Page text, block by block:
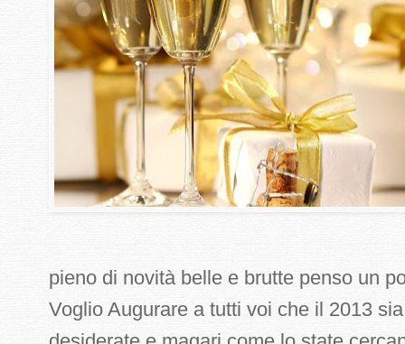
pieno di novità belle e brutte penso un
Voglio Augurare a tutti voi che il 2013